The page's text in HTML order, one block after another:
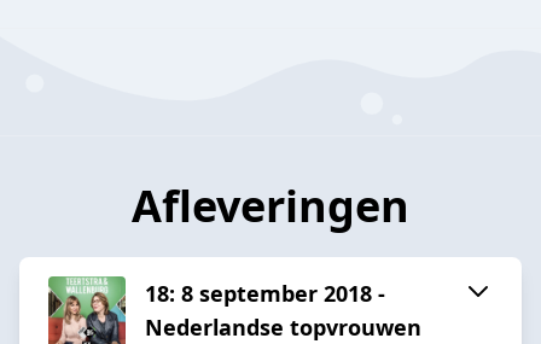
Afleveringen
18: 8 september 2018 -
Nederlandse topvrouwen